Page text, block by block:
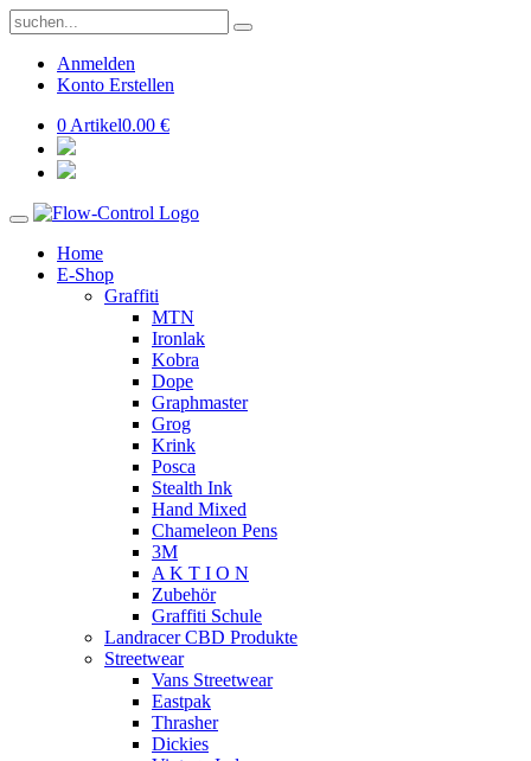
Anmelden
Konto Erstellen
0 Artikel0.00 €
Home
E-Shop
Graffiti
MTN
Ironlak
Kobra
Dope
Graphmaster
Grog
Krink
Posca
Stealth Ink
Hand Mixed
Chameleon Pens
3M
A K T I O N
Zubehör
Graffiti Schule
Landracer CBD Produkte
Streetwear
Vans Streetwear
Eastpak
Thrasher
Dickies